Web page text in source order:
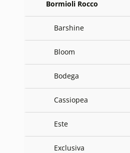
Bormioli Rocco
Barshine
Bloom
Bodega
Cassiopea
Este
Exclusiva